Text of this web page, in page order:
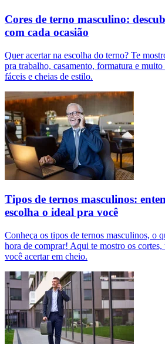
Cores de terno masculino:
com cada ocasião
Quer acertar na escolha do terno? Te
pra trabalho, casamento, formatura e
fáceis e cheias de estilo.
Tipos de ternos masculinos:
escolha o ideal pra você
Conheça os tipos de ternos masculinos, o
hora de comprar! Aqui te mostro os cortes,
você acertar em cheio.